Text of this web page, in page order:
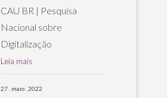
CAU BR | Pesquisa
Nacional sobre
Digitalização
Leia mais
27 . maio . 2022